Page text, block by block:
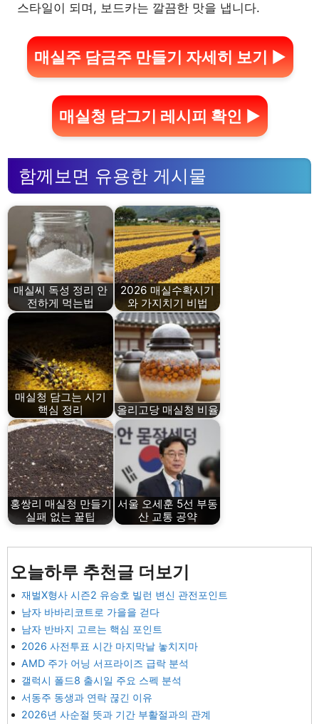
스타일이 되며, 보드카는 깔끔한 맛을 냅니다.
매실주 담금주 만들기 자세히 보기 ▶
매실청 담그기 레시피 확인 ▶
함께보면 유용한 게시물
매실씨 독성 정리 안
전하게 먹는법
2026 매실수확시기
와 가지치기 비법
매실청 담그는 시기
핵심 정리
올리고당 매실청 비율
홍쌍리 매실청 만들기
실패 없는 꿀팁
서울 오세훈 5선 부동
산 교통 공약
오늘하루 추천글 더보기
재벌X형사 시즌2 유승호 빌런 변신 관전포인트
남자 바바리코트로 가을을 걷다
남자 반바지 고르는 핵심 포인트
2026 사전투표 시간 마지막날 놓치지마
AMD 주가 어닝 서프라이즈 급락 분석
갤럭시 폴드8 출시일 주요 스펙 분석
서동주 동생과 연락 끊긴 이유
2026년 사순절 뜻과 기간 부활절과의 관계